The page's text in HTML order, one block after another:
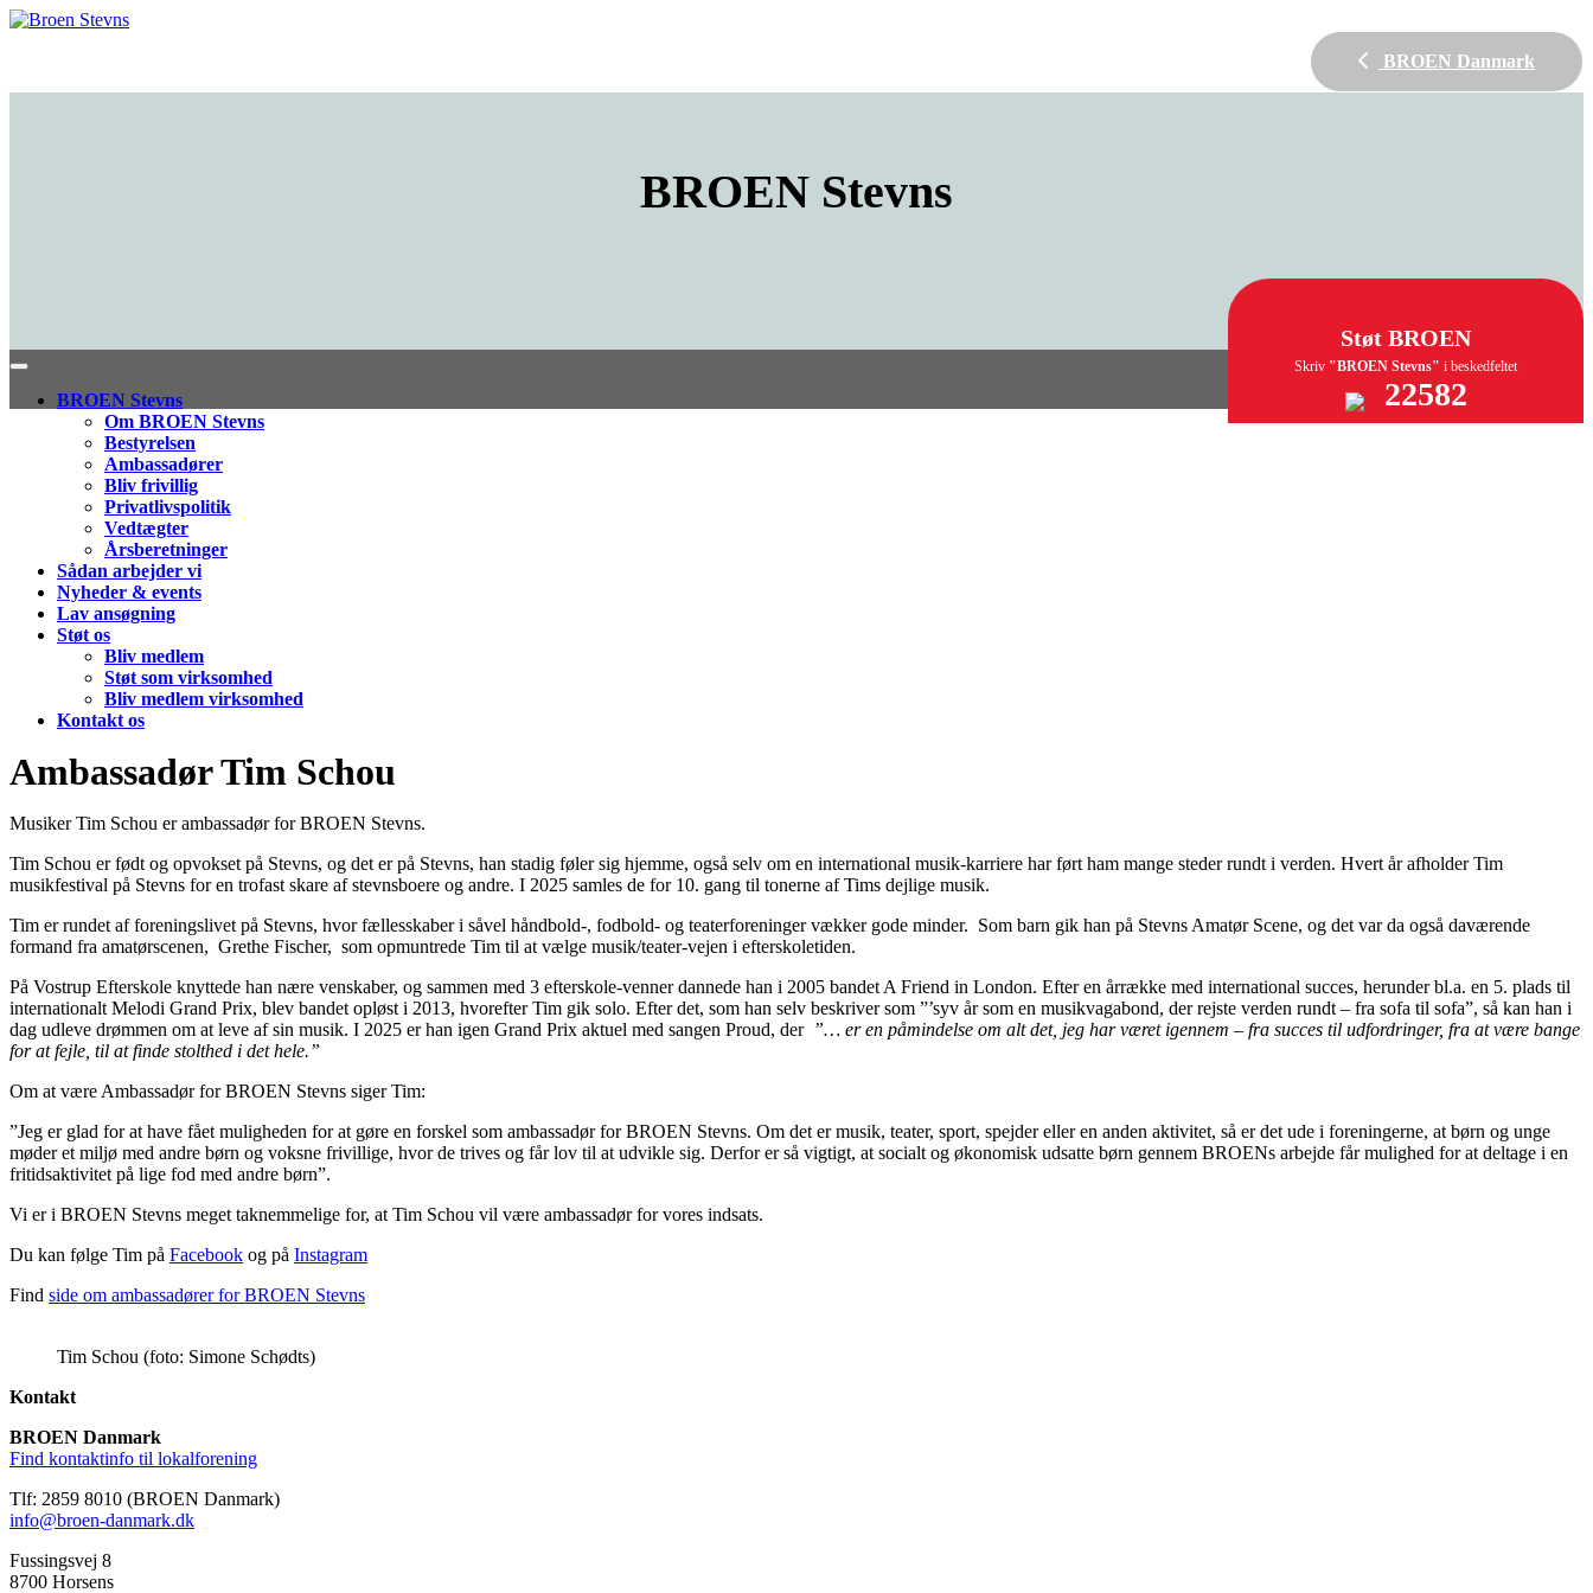
BROEN Danmark
BROEN Stevns
BROEN Stevns
Om BROEN Stevns
Bestyrelsen
Ambassadører
Bliv frivillig
Privatlivspolitik
Vedtægter
Årsberetninger
Sådan arbejder vi
Nyheder & events
Lav ansøgning
Støt os
Bliv medlem
Støt som virksomhed
Bliv medlem virksomhed
Kontakt os
Støt BROEN
Skriv "BROEN Stevns" i beskedfeltet
22582
Ambassadør Tim Schou
Musiker Tim Schou er ambassadør for BROEN Stevns.
Tim Schou er født og opvokset på Stevns, og det er på Stevns, han stadig føler sig hjemme, også selv om en international musik-karriere har ført ham mange steder rundt i verden. Hvert år afholder Tim
musikfestival på Stevns for en trofast skare af stevnsboere og andre. I 2025 samles de for 10. gang til tonerne af Tims dejlige musik.
Tim er rundet af foreningslivet på Stevns, hvor fællesskaber i såvel håndbold-, fodbold- og teaterforeninger vækker gode minder. Som barn gik han på Stevns Amatør Scene, og det var da også daværende
formand fra amatørscenen, Grethe Fischer, som opmuntrede Tim til at vælge musik/teater-vejen i efterskoletiden.
På Vostrup Efterskole knyttede han nære venskaber, og sammen med 3 efterskole-venner dannede han i 2005 bandet A Friend in London. Efter en årrække med international succes, herunder bl.a. en 5. plads til
internationalt Melodi Grand Prix, blev bandet opløst i 2013, hvorefter Tim gik solo. Efter det, som han selv beskriver som ”’syv år som en musikvagabond, der rejste verden rundt – fra sofa til sofa”, så kan han i
dag udleve drømmen om at leve af sin musik. I 2025 er han igen Grand Prix aktuel med sangen Proud, der ”… er en påmindelse om alt det, jeg har været igennem – fra succes til udfordringer, fra at være bange
for at fejle, til at finde stolthed i det hele.”
Om at være Ambassadør for BROEN Stevns siger Tim:
”Jeg er glad for at have fået muligheden for at gøre en forskel som ambassadør for BROEN Stevns. Om det er musik, teater, sport, spejder eller en anden aktivitet, så er det ude i foreningerne, at børn og unge
møder et miljø med andre børn og voksne frivillige, hvor de trives og får lov til at udvikle sig. Derfor er så vigtigt, at socialt og økonomisk udsatte børn gennem BROENs arbejde får mulighed for at deltage i en
fritidsaktivitet på lige fod med andre børn”.
Vi er i BROEN Stevns meget taknemmelige for, at Tim Schou vil være ambassadør for vores indsats.
Du kan følge Tim på Facebook og på Instagram
Find side om ambassadører for BROEN Stevns
Tim Schou (foto: Simone Schødts)
Kontakt
BROEN Danmark
Find kontaktinfo til lokalforening
Tlf: 2859 8010 (BROEN Danmark)
info@broen-danmark.dk
Fussingsvej 8
8700 Horsens